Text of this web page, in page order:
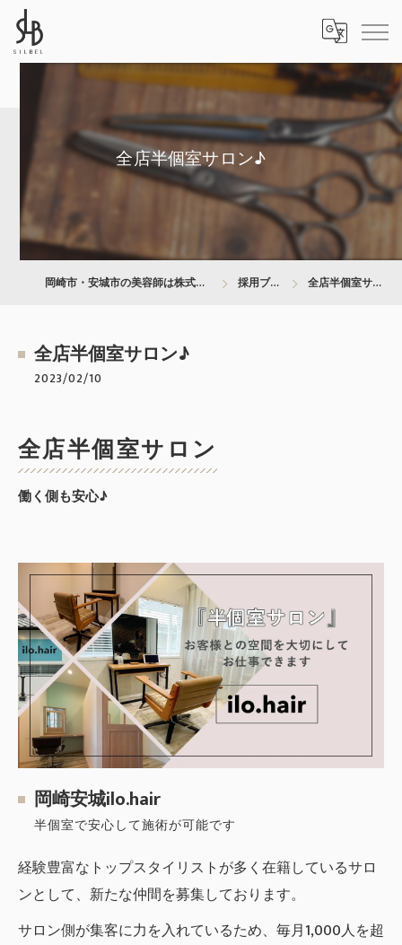
全店半個室サロン♪
岡崎市・安城市の美容師は株式会社SILBEL 採用ブログ 全店半個室サロン♪
全店半個室サロン♪
2023/02/10
全店半個室サロン
働く側も安心♪
岡崎安城ilo.hair
半個室で安心して施術が可能です
経験豊富なトップスタイリストが多く在籍しているサロ
ンとして、新たな仲間を募集しております。
サロン側が集客に力を入れているため、毎月1,000人を超